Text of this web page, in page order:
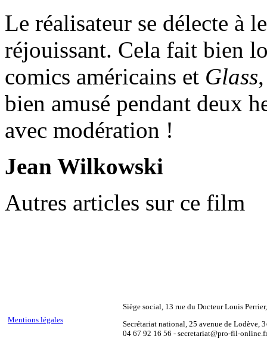
Le réalisateur se délecte à
réjouissant. Cela fait bien
comics américains et Glass
bien amusé pendant deux
avec modération !
Jean Wilkowski
Autres articles sur ce film
Mentions légales
Siège social, 13 rue du Docteur Louis
Secrétariat national, 25 avenue de Lodève,
04 67 92 16 56 - secretariat@pro-fil-online.fr